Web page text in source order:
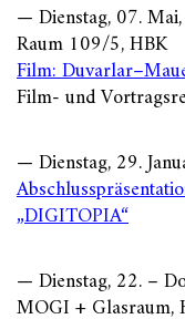
— Dienstag, 07.
Raum 109/5, HBK
Film:
Film- und
— Dienstag, 29.
„DIGITOPIA“
— Dienstag, 22. –
MOGI + Glasraum,